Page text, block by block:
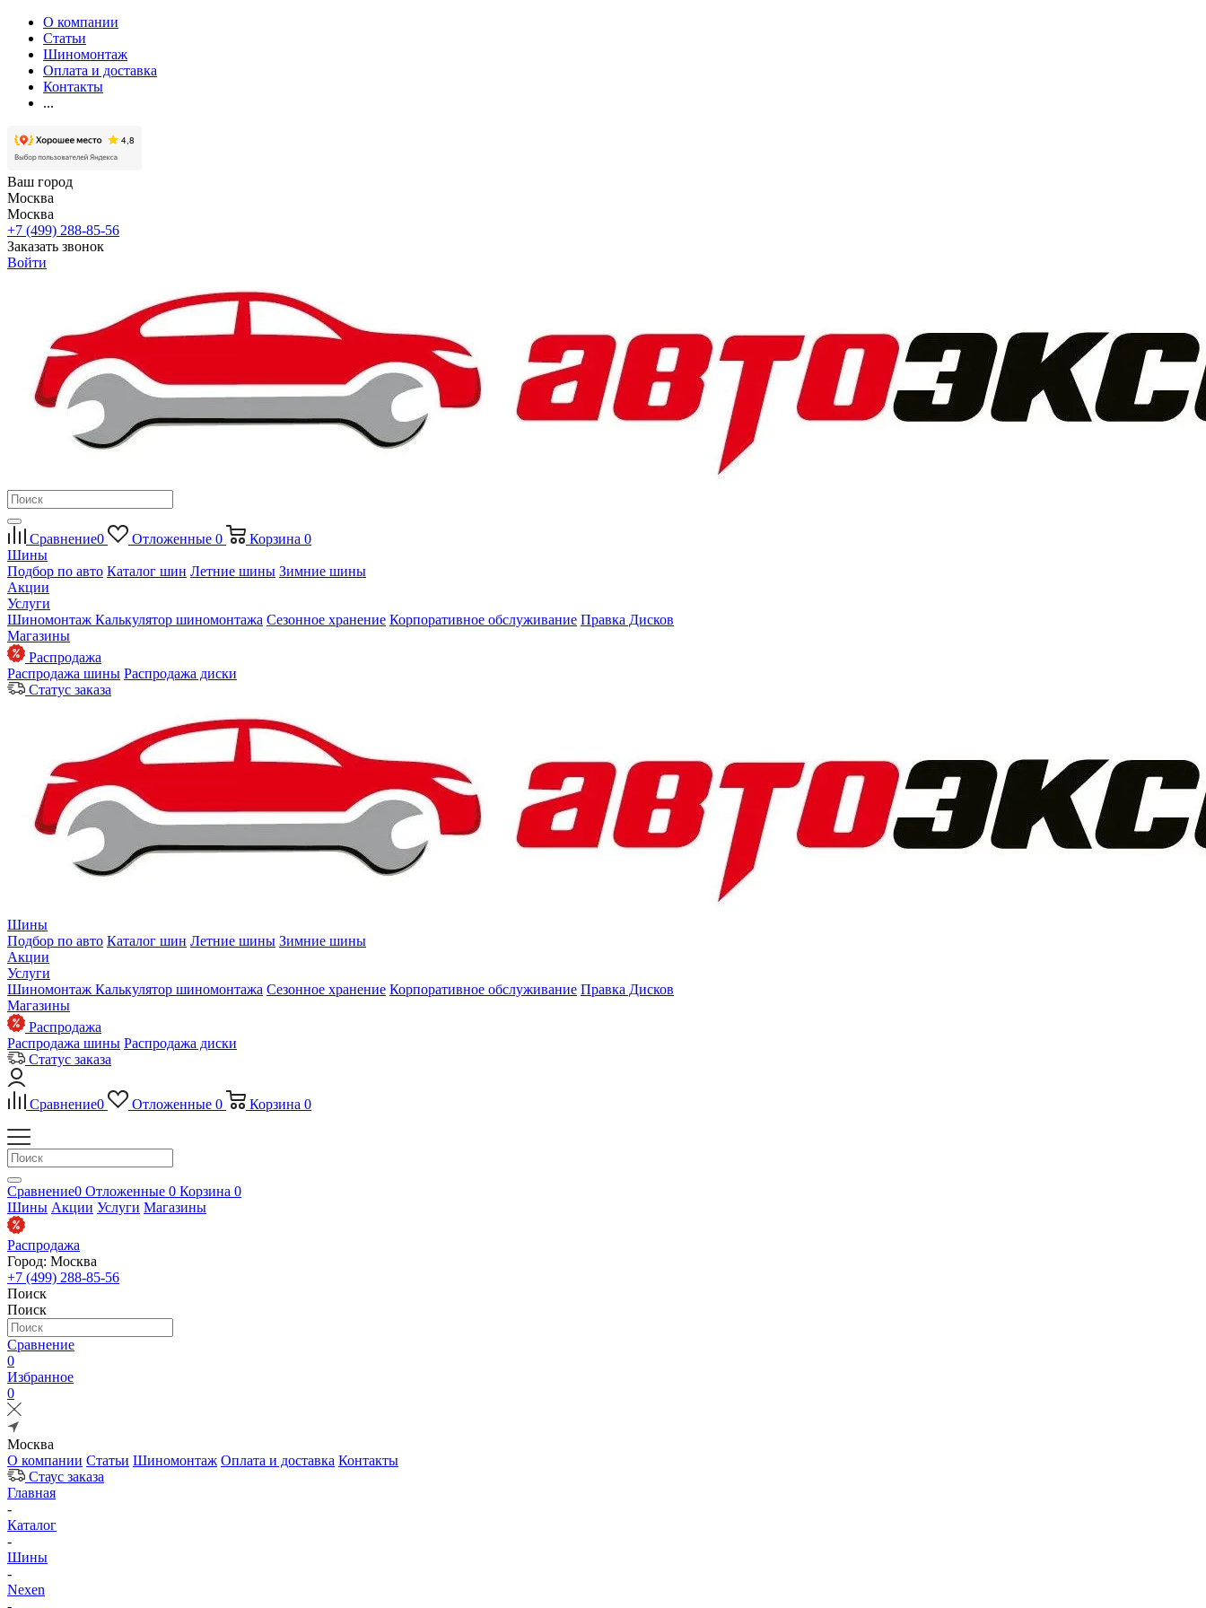
О компании
Статьи
Шиномонтаж
Оплата и доставка
Контакты
...
Ваш город
Москва
Москва
+7 (499) 288-85-56
Заказать звонок
Войти
Сравнение0 Отложенные 0 Корзина 0
Шины
Подбор по авто Каталог шин Летние шины Зимние шины
Акции
Услуги
Шиномонтаж Калькулятор шиномонтажа Сезонное хранение Корпоративное обслуживание Правка Дисков
Магазины
Распродажа
Распродажа шины Распродажа диски
Статус заказа
Шины
Подбор по авто Каталог шин Летние шины Зимние шины
Акции
Услуги
Шиномонтаж Калькулятор шиномонтажа Сезонное хранение Корпоративное обслуживание Правка Дисков
Магазины
Распродажа
Распродажа шины Распродажа диски
Статус заказа
Сравнение0 Отложенные 0 Корзина 0
Сравнение0 Отложенные 0 Корзина 0
Шины Акции Услуги Магазины
Распродажа
Город: Москва
+7 (499) 288-85-56
Поиск
Поиск
Сравнение
0
Избранное
0
Москва
О компании Статьи Шиномонтаж Оплата и доставка Контакты
Стаус заказа
Главная
-
Каталог
-
Шины
-
Nexen